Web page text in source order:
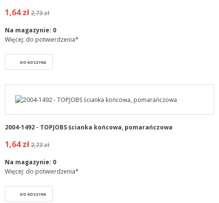
1,64 zł2,73 zł
Na magazynie: 0
Więcej: do potwierdzenia*
DO KOSZYKA
2004-1492 - TOPJOBS ścianka końcowa, pomarańczowa
1,64 zł2,73 zł
Na magazynie: 0
Więcej: do potwierdzenia*
DO KOSZYKA